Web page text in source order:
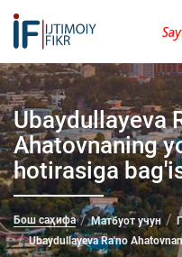
Ubaydullayeva
Ahatovnaning
hotirasiga
Бош саҳифа Матбуот учун
Ubaydullayeva Ra'no